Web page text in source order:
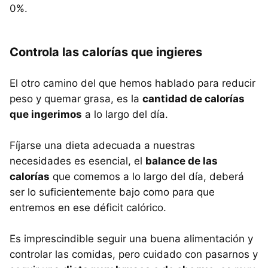
0%.
Controla las calorías que ingieres
El otro camino del que hemos hablado para reducir
peso y quemar grasa, es la cantidad de calorías
que ingerimos a lo largo del día.
Fíjarse una dieta adecuada a nuestras
necesidades es esencial, el balance de las
calorías que comemos a lo largo del día, deberá
ser lo suficientemente bajo como para que
entremos en ese déficit calórico.
Es imprescindible seguir una buena alimentación y
controlar las comidas, pero cuidado con pasarnos y